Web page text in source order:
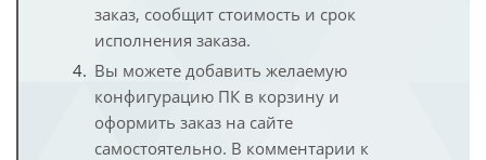
заказ, сообщит стоимость и срок
исполнения заказа.
Вы можете добавить желаемую
конфигурацию ПК в корзину и
оформить заказ на сайте
самостоятельно. В комментарии к